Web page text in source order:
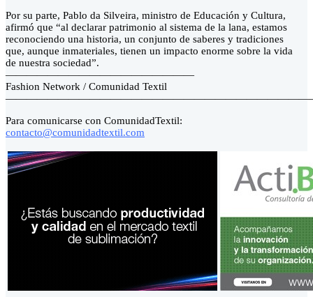
Por su parte, Pablo da Silveira, ministro de Educación y Cultura,
afirmó que “al declarar patrimonio al sistema de la lana, estamos
reconociendo una historia, un conjunto de saberes y tradiciones
que, aunque inmateriales, tienen un impacto enorme sobre la vida
de nuestra sociedad”.
——————————————————
Fashion Network / Comunidad Textil
Para comunicarse con ComunidadTextil:
contacto@comunidadtextil.com